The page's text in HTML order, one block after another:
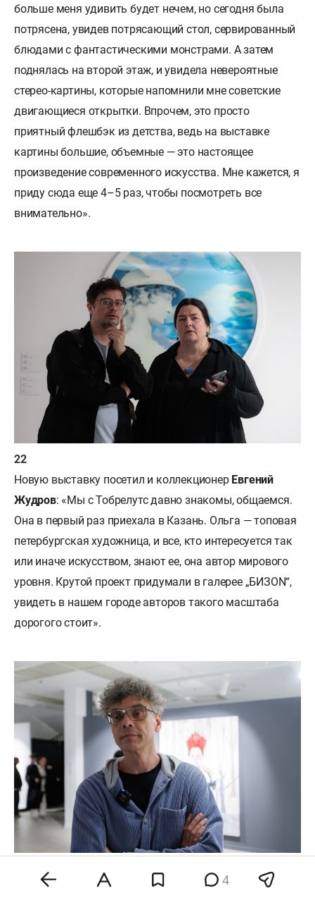
больше меня удивить будет нечем, но сегодня была
потрясена, увидев потрясающий стол, сервированный
блюдами с фантастическими монстрами. А затем
поднялась на второй этаж, и увидела невероятные
стерео-картины, которые напомнили мне советские
двигающиеся открытки. Впрочем, это просто
приятный флешбэк из детства, ведь на выставке
картины большие, объемные — это настоящее
произведение современного искусства. Мне кажется, я
приду сюда еще 4–5 раз, чтобы посмотреть все
внимательно».
Новую выставку посетил и коллекционер Евгений
Жудров: «Мы с Тобрелутс давно знакомы, общаемся.
Она в первый раз приехала в Казань. Ольга — топовая
петербургская художница, и все, кто интересуется так
или иначе искусством, знают ее, она автор мирового
уровня. Крутой проект придумали в галерее „БИЗON“,
увидеть в нашем городе авторов такого масштаба
дорогого стоит».
Сергей Насекин— генеральный директор дизайн-
4